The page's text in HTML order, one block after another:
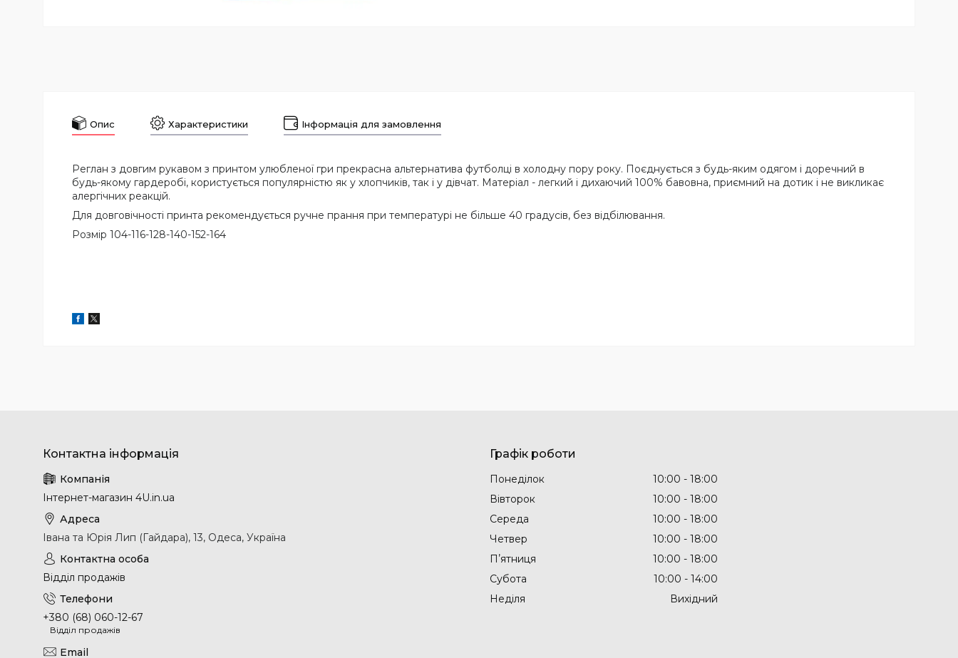
Опис Характеристики Інформація для замовлення
Реглан з довгим рукавом з принтом улюбленої гри прекрасна альтернатива футболці в холодну пору року. Поєднується з будь-яким одягом і доречний в
будь-якому гардеробі, користується популярністю як у хлопчиків, так і у дівчат. Матеріал - легкий і дихаючий 100% бавовна, приємний на дотик і не викликає
алергічних реакцій.
Для довговічності принта рекомендується ручне прання при температурі не більше 40 градусів, без відбілювання.
Розмір 104-116-128-140-152-164
Інтернет-магазин 4U.in.ua
Івана та Юрія Лип (Гайдара), 13, Одеса, Україна
Відділ продажів
+380 (68) 060-12-67
Відділ продажів
Графік роботи
Понеділок 10:00
18:00
Вівторок
10:00
18:00
Середа
10:00
18:00
Четвер
10:00
18:00
Пʼятниця
10:00
18:00
Субота
10:00
14:00
Неділя
Вихідний